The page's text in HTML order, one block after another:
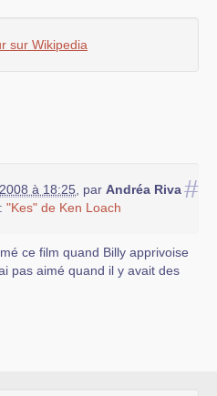
sur Wikipedia
#
à 18:25 par Andréa Riva
"Kes" de Ken Loach
ce film quand Billy apprivoise
pas aimé quand il y avait des